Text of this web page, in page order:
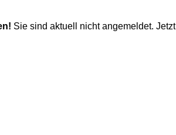
Sie sind aktuell nicht angemeldet. Jetzt